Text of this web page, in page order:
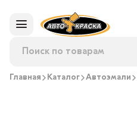
Главная Каталог Автоэмали